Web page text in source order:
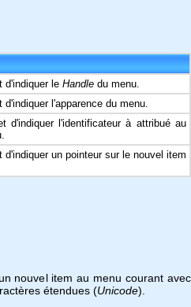
d'indiquer le Handle du menu.
d'indiquer l'apparence du menu.
d'indiquer l'identificateur à attribué au
d'indiquer un pointeur sur le nouvel item
nouvel item au menu courant avec
étendues (Unicode).